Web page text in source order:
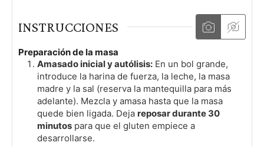
INSTRUCCIONES
Preparación de la masa
Amasado inicial y autólisis: En un bol grande,
introduce la harina de fuerza, la leche, la masa
madre y la sal (reserva la mantequilla para más
adelante). Mezcla y amasa hasta que la masa
quede bien ligada. Deja reposar durante 30
minutos para que el gluten empiece a
desarrollarse.